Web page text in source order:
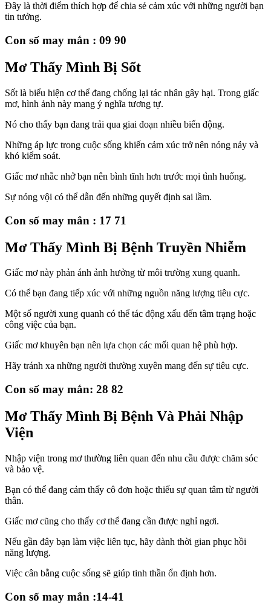
Đây là thời điểm thích hợp để chia sẻ cảm xúc với những người bạn
tin tưởng.
Con số may mắn : 09 90
Mơ Thấy Mình Bị Sốt
Sốt là biểu hiện cơ thể đang chống lại tác nhân gây hại. Trong giấc
mơ, hình ảnh này mang ý nghĩa tương tự.
Nó cho thấy bạn đang trải qua giai đoạn nhiều biến động.
Những áp lực trong cuộc sống khiến cảm xúc trở nên nóng nảy và
khó kiểm soát.
Giấc mơ nhắc nhở bạn nên bình tĩnh hơn trước mọi tình huống.
Sự nóng vội có thể dẫn đến những quyết định sai lầm.
Con số may mắn : 17 71
Mơ Thấy Mình Bị Bệnh Truyền Nhiễm
Giấc mơ này phản ánh ảnh hưởng từ môi trường xung quanh.
Có thể bạn đang tiếp xúc với những nguồn năng lượng tiêu cực.
Một số người xung quanh có thể tác động xấu đến tâm trạng hoặc
công việc của bạn.
Giấc mơ khuyên bạn nên lựa chọn các mối quan hệ phù hợp.
Hãy tránh xa những người thường xuyên mang đến sự tiêu cực.
Con số may mắn: 28 82
Mơ Thấy Mình Bị Bệnh Và Phải Nhập
Viện
Nhập viện trong mơ thường liên quan đến nhu cầu được chăm sóc
và bảo vệ.
Bạn có thể đang cảm thấy cô đơn hoặc thiếu sự quan tâm từ người
thân.
Giấc mơ cũng cho thấy cơ thể đang cần được nghỉ ngơi.
Nếu gần đây bạn làm việc liên tục, hãy dành thời gian phục hồi
năng lượng.
Việc cân bằng cuộc sống sẽ giúp tinh thần ổn định hơn.
Con số may mắn :14-41